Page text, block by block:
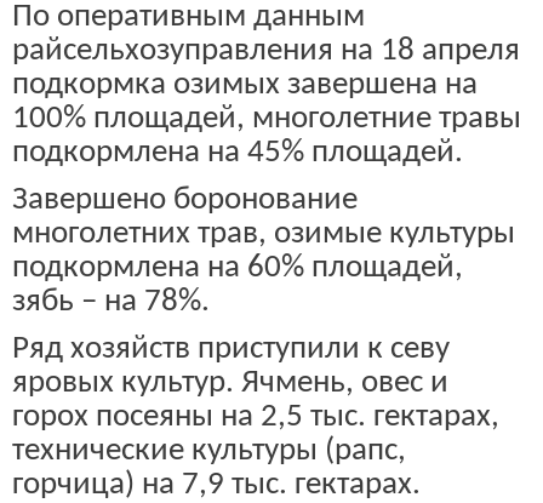
По оперативным данным
райсельхозуправления на 18 апреля
подкормка озимых завершена на
100% площадей, многолетние травы
подкормлена на 45% площадей.
Завершено боронование
многолетних трав, озимые культуры
подкормлена на 60% площадей,
зябь – на 78%.
Ряд хозяйств приступили к севу
яровых культур. Ячмень, овес и
горох посеяны на 2,5 тыс. гектарах,
технические культуры (рапс,
горчица) на 7,9 тыс. гектарах.